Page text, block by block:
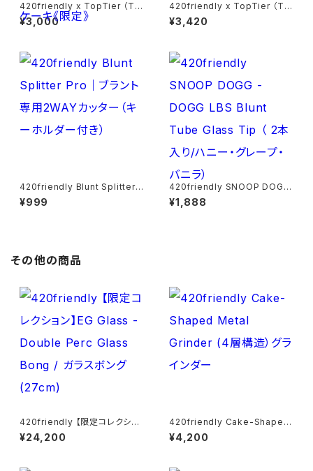
420friendly x TopTier （Th
ai Leaf）タイ産 プレミアムカッ
トリーフ フレーバー（5枚入） ブ
¥3,000
420friendly x TopTier （Th
ai Whole Leaf）タイ産ホール
リーフ – ブラント大判1枚入
¥3,420
420friendly Blunt Splitter
Pro｜ブラント専用2WAYカッタ
ー（キーホルダー付き）
¥999
420friendly SNOOP DOGG
- DOGG LBS Blunt Tube Gl
ass Tip （ 2本入り/ハニー・グ
¥1,888
その他の商品
420friendly 【限定コレクショ
ン】EG Glass - Double Perc
Glass Bong / ガラスボング (2
¥24,200
420friendly Cake-Shaped
Metal Grinder (4層構造）グラ
インダー
¥4,200